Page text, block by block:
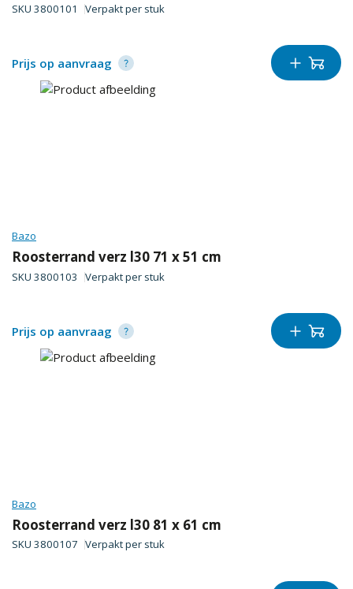
SKU 3800101 Verpakt per stuk
Prijs op aanvraag
Bazo
Roosterrand verz l30 71 x 51 cm
SKU 3800103 Verpakt per stuk
Prijs op aanvraag
Bazo
Roosterrand verz l30 81 x 61 cm
SKU 3800107 Verpakt per stuk